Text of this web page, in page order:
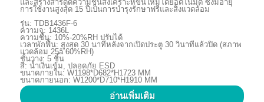
และสร้างสารดูดความชื้นสังเคราะห์ขึ้นใหม่โดยอัตโนมัติ ซึ่งมีอายุ
การใช้งานสูงสุด 15 ปีเป็นการบำรุงรักษาฟรีและสิ่งแวดล้อม
รุ่น: TDB1436F-6
ความจุ: 1436L
ความชื้น: 10%-20%RH ปรับได้
เวลาพักฟื้น: สูงสุด 30 นาทีหลังจากเปิดประตู 30 วินาทีแล้วปิด (สภาพ
แวดล้อม 25â 60%RH)
ชั้นวาง: 5 ชิ้น
สี: น้ำเงินเข้ม, ปลอดภัย ESD
ขนาดภายใน: W1198*D682*H1723 MM
ขนาดภายนอก: W1200*D710*H1910 MM
อ่านเพิ่มเติม